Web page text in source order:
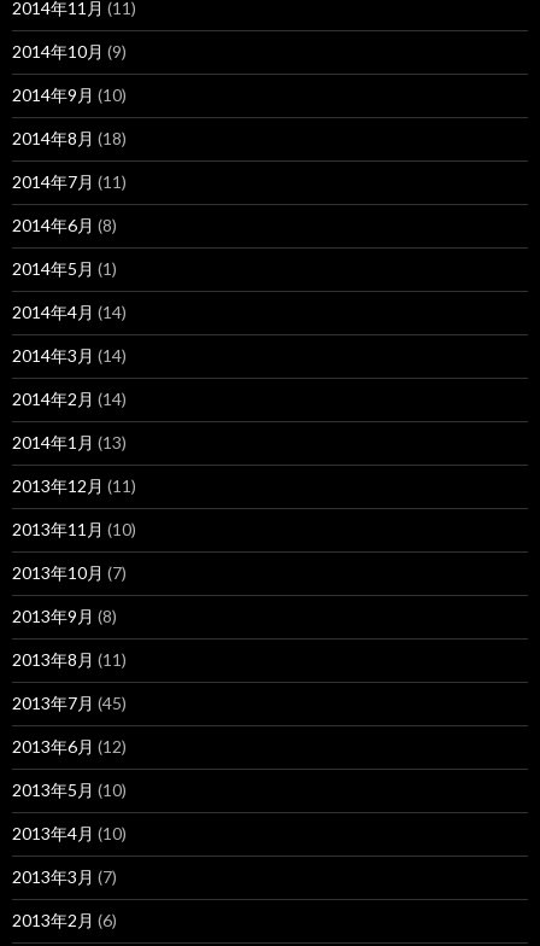
2014年11月 (11)
2014年10月 (9)
2014年9月 (10)
2014年8月 (18)
2014年7月 (11)
2014年6月 (8)
2014年5月 (1)
2014年4月 (14)
2014年3月 (14)
2014年2月 (14)
2014年1月 (13)
2013年12月 (11)
2013年11月 (10)
2013年10月 (7)
2013年9月 (8)
2013年8月 (11)
2013年7月 (45)
2013年6月 (12)
2013年5月 (10)
2013年4月 (10)
2013年3月 (7)
2013年2月 (6)